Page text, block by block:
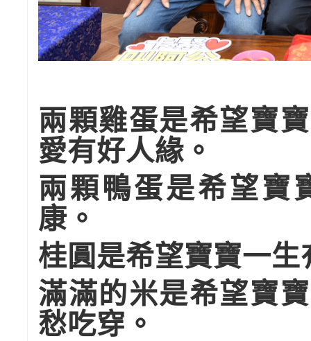
兩顆雞蛋是希望寶
愛有好人緣。
兩顆鴨蛋是希望寶
康。
桂圓是希望寶寶一
滿滿的米是希望寶
愁吃穿。